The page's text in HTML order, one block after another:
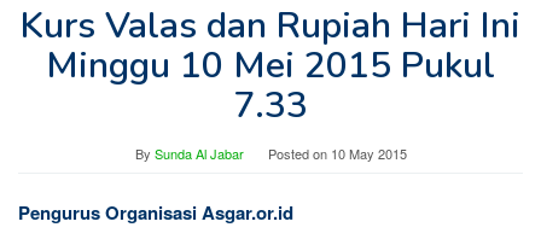
Kurs Valas dan Rupiah Hari Ini
Minggu 10 Mei 2015 Pukul
7.33
By Sunda Al Jabar Posted on 10 May 2015
Pengurus Organisasi Asgar.or.id